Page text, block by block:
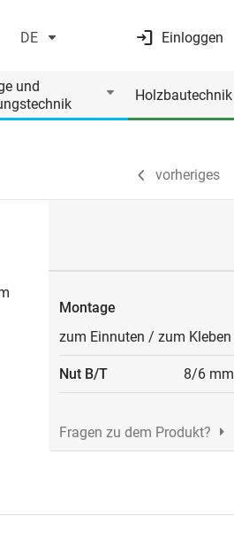
DE Einloggen
und
Holzbautechnik
vorheriges
vorheriges
Montage
zum Einnuten / zum Kleben
Nut B/T 8/6 mm
Fragen zu dem Produkt?